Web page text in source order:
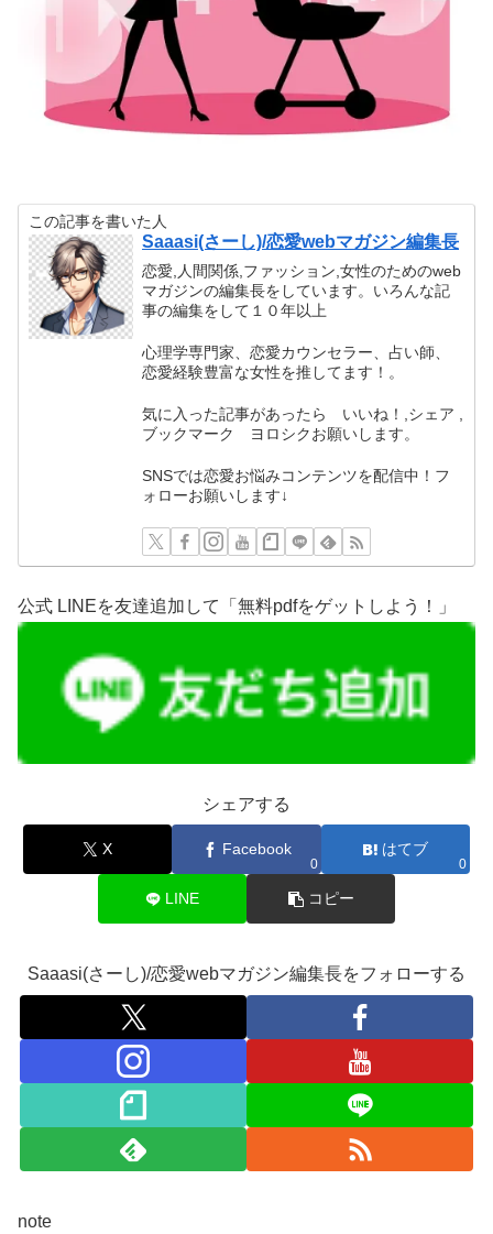
この記事を書いた人
Saaasi(さーし)/恋愛webマガジン編集長
恋愛,人間関係,ファッション,女性のためのweb
マガジンの編集長をしています。いろんな記
事の編集をして１０年以上
心理学専門家、恋愛カウンセラー、占い師、
恋愛経験豊富な女性を推してます！。
気に入った記事があったら いいね！,シェア ,
ブックマーク ヨロシクお願いします。
SNSでは恋愛お悩みコンテンツを配信中！フ
ォローお願いします↓
公式 LINEを友達追加して「無料pdfをゲットしよう！」
シェアする
X Facebook
0
はてブ
0
LINE コピー
Saaasi(さーし)/恋愛webマガジン編集長をフォローする
note